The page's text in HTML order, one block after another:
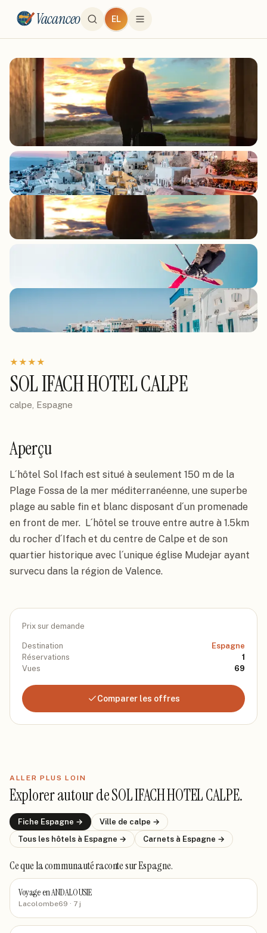
Vacanceo EL
★★★★
SOL IFACH HOTEL CALPE
calpe, Espagne
Aperçu
L´hôtel Sol Ifach est situé à seulement 150 m de la
Plage Fossa de la mer méditerranéenne, une superbe
plage au sable fin et blanc disposant d´un promenade
en front de mer.  L´hôtel se trouve entre autre à 1.5km
du rocher d´Ifach et du centre de Calpe et de son
quartier historique avec l´unique église Mudejar ayant
survecu dans la région de Valence.
Prix sur demande
Destination
Espagne
Réservations
1
Vues
69
Comparer les offres
ALLER PLUS LOIN
Explorer autour deSOL IFACH HOTEL CALPE.
Fiche Espagne → Ville de calpe →
Tous les hôtels à Espagne → Carnets à Espagne →
Ce que la communauté racontesur Espagne.
Voyage en ANDALOUSIE
Lacolombe69 · 7 j